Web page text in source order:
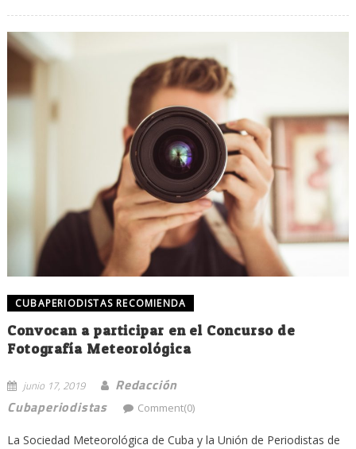
CUBAPERIODISTAS RECOMIENDA
Convocan a participar en el Concurso de
Fotografía Meteorológica
junio 17, 2019
Redacción
Cubaperiodistas
Comment(0)
La Sociedad Meteorológica de Cuba y la Unión de Periodistas de